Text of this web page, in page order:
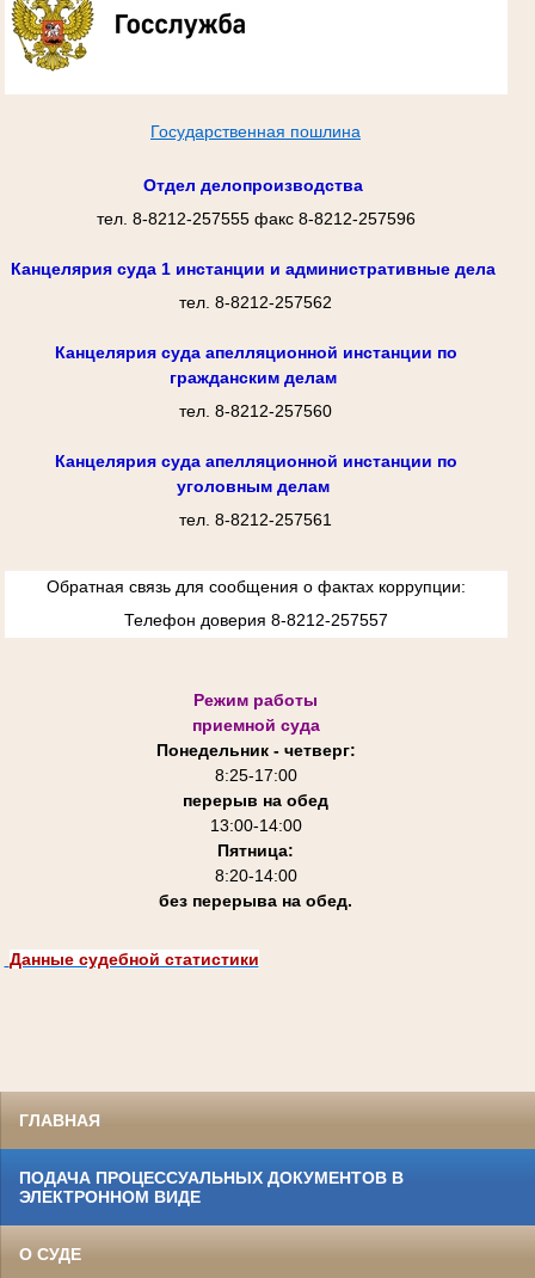
Государственная пошлина
Отдел делопроизводства
тел. 8-8212-257555 факс 8-8212-257596
Канцелярия суда 1 инстанции и административные дела
тел. 8-8212-257562
Канцелярия суда апелляционной инстанции по
гражданским делам
тел. 8-8212-257560
Канцелярия суда апелляционной инстанции по
уголовным делам
тел. 8-8212-257561
Обратная связь для сообщения о фактах коррупции:
Телефон доверия 8-8212-257557
Режим работы
приемной суда
Понедельник - четверг:
8:25-17:00
перерыв на обед
13:00-14:00
Пятница:
8:20-14:00
без перерыва на обед.
Данные судебной статистики
ГЛАВНАЯ
ПОДАЧА ПРОЦЕССУАЛЬНЫХ ДОКУМЕНТОВ В
ЭЛЕКТРОННОМ ВИДЕ
О СУДЕ